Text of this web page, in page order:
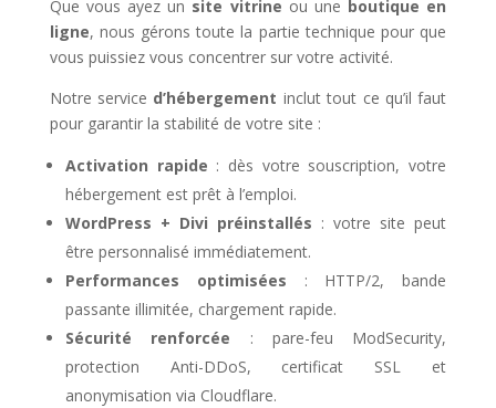
Que vous ayez un site vitrine ou une boutique en
ligne, nous gérons toute la partie technique pour que
vous puissiez vous concentrer sur votre activité.
Notre service d’hébergement inclut tout ce qu’il faut
pour garantir la stabilité de votre site :
Activation rapide : dès votre souscription, votre
hébergement est prêt à l’emploi.
WordPress + Divi préinstallés : votre site peut
être personnalisé immédiatement.
Performances optimisées : HTTP/2, bande
passante illimitée, chargement rapide.
Sécurité renforcée : pare-feu ModSecurity,
protection Anti-DDoS, certificat SSL et
anonymisation via Cloudflare.